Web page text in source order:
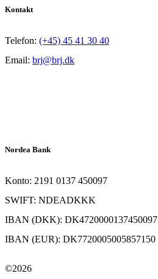
Kontakt
Telefon: (+45) 45 41 30 40
Email: brj@brj.dk
Nordea Bank
Konto: 2191 0137 450097
SWIFT: NDEADKKK
IBAN (DKK): DK4720000137450097
IBAN (EUR): DK7720005005857150
©2026